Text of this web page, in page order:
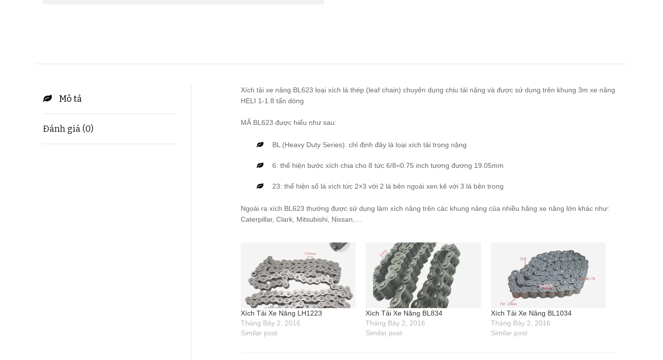
Mô tả
Đánh giá (0)
Xích tải xe nâng BL623 loại xích lá thép (leaf chain) chuyên dụng chịu tải nặng và được sử dụng trên khung 3m xe nâng
HELI 1-1.8 tấn dòng
MÃ BL623 được hiểu như sau:
BL (Heavy Duty Series): chỉ định đây là loại xích tải trọng nặng
6: thể hiện bước xích chia cho 8 tức 6/8=0.75 inch tương đương 19.05mm
23: thể hiện số lá xích tức 2×3 với 2 lá bên ngoài xen kẽ với 3 lá bên trong
Ngoài ra xích BL623 thường được sử dụng làm xích nâng trên các khung nâng của nhiều hãng xe nâng lớn khác như:
Caterpillar, Clark, Mitsubishi, Nissan,…
Xích Tải Xe Nâng LH1223
Tháng Bảy 2, 2016
Similar post
Xích Tải Xe Nâng BL834
Tháng Bảy 2, 2016
Similar post
Xích Tải Xe Nâng BL1034
Tháng Bảy 2, 2016
Similar post